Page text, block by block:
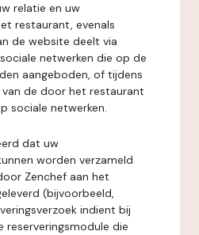
relatie en uw
restaurant, evenals
de website deelt via
netwerken die op de
aangeboden, of tijdens
de door het restaurant
sociale netwerken.
dat uw
worden verzameld
Zenchef aan het
(bijvoorbeeld,
indient bij
reserveringsmodule die